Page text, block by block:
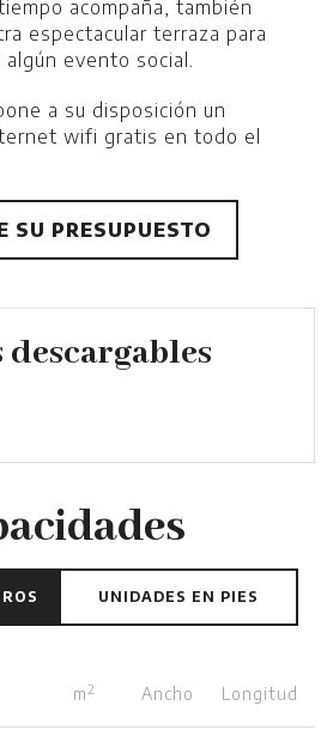
acompaña, también
espectacular terraza para
evento social.
a su disposición un
wifi gratis en todo el
SU PRESUPUESTO
descargables
UNIDADES EN PIES
m2 Ancho Longitud